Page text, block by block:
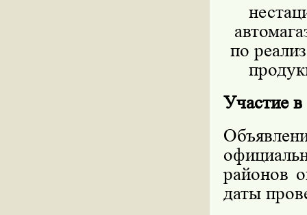
по
Участие в
районов
даты